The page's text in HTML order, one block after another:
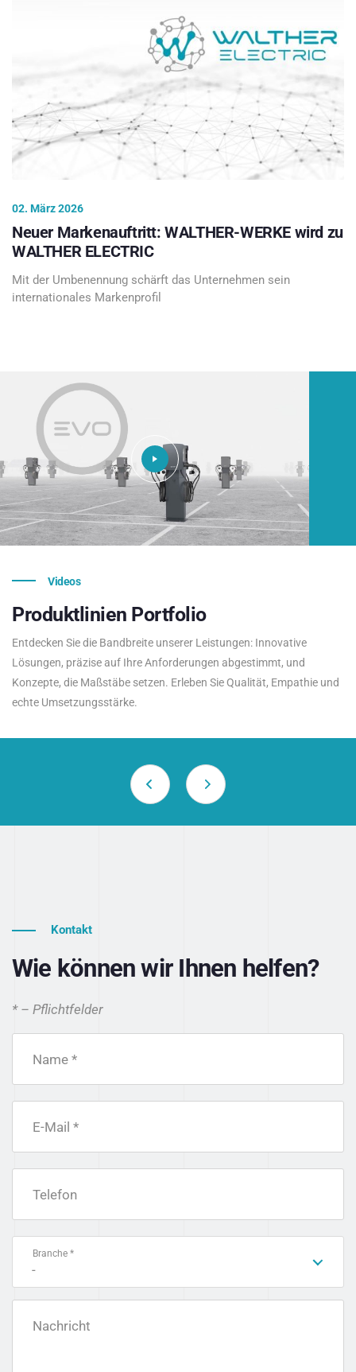
02. März 2026
Neuer Markenauftritt: WALTHER-WERKE wird zu
WALTHER ELECTRIC
Mit der Umbenennung schärft das Unternehmen sein
internationales Markenprofil
Videos
Produktlinien Portfolio
Entdecken Sie die Bandbreite unserer Leistungen: Innovative
Lösungen, präzise auf Ihre Anforderungen abgestimmt, und
Konzepte, die Maßstäbe setzen. Erleben Sie Qualität, Empathie und
echte Umsetzungsstärke.
Kontakt
Wie können wir Ihnen helfen?
* – Pflichtfelder
Name *
E-Mail *
Telefon
Branche *
-
Nachricht